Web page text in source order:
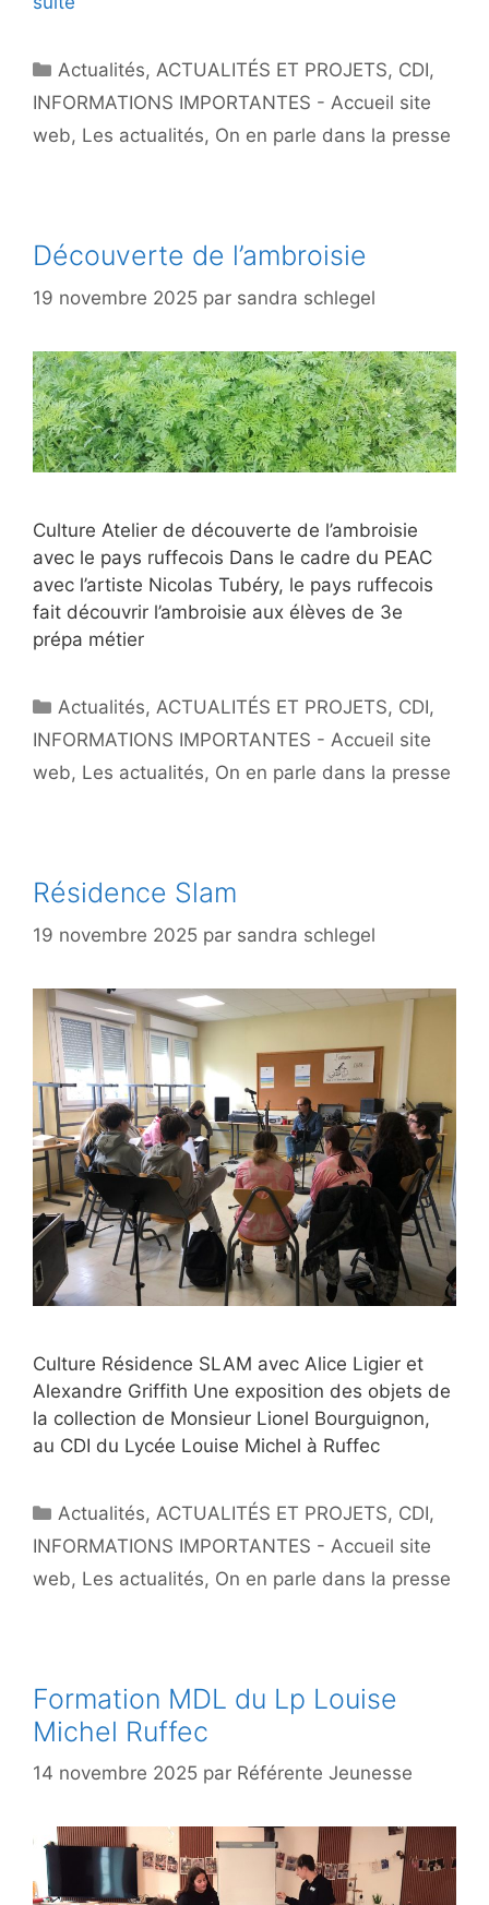
Catégories
Actualités,ACTUALITÉS ET PROJETS, CDI,
INFORMATIONS IMPORTANTES - Accueil site
web, Les actualités, On en parle dans la presse
Découverte de l’ambroisie
19 novembre 2025 par sandra schlegel
Culture Atelier de découverte de l’ambroisie
avec le pays ruffecois Dans le cadre du PEAC
avec l’artiste Nicolas Tubéry, le pays ruffecois
fait découvrir l’ambroisie aux élèves de 3e
prépa métier
Catégories
Actualités,ACTUALITÉS ET PROJETS, CDI,
INFORMATIONS IMPORTANTES - Accueil site
web, Les actualités, On en parle dans la presse
Résidence Slam
19 novembre 2025 par sandra schlegel
Culture Résidence SLAM avec Alice Ligier et
Alexandre Griffith Une exposition des objets de
la collection de Monsieur Lionel Bourguignon,
au CDI du Lycée Louise Michel à Ruffec
Catégories
Actualités, ACTUALITÉS ET PROJETS, CDI,
INFORMATIONS IMPORTANTES - Accueil site
web, Les actualités, On en parle dans la presse
Formation MDL du Lp Louise
Michel Ruffec
14 novembre 2025 par Référente Jeunesse